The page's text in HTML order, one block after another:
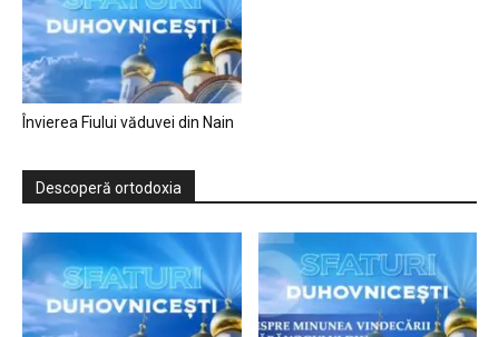
Învierea Fiului văduvei din Nain
Descoperă ortodoxia